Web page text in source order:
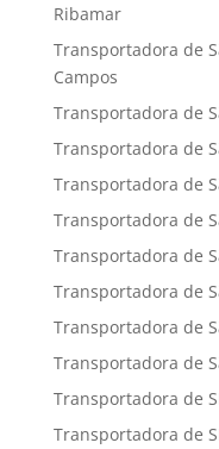
Ribamar
Transportadora de
Campos
Transportadora de
Transportadora de
Transportadora de
Transportadora de
Transportadora de
Transportadora de
Transportadora de
Transportadora de
Transportadora de
Transportadora de